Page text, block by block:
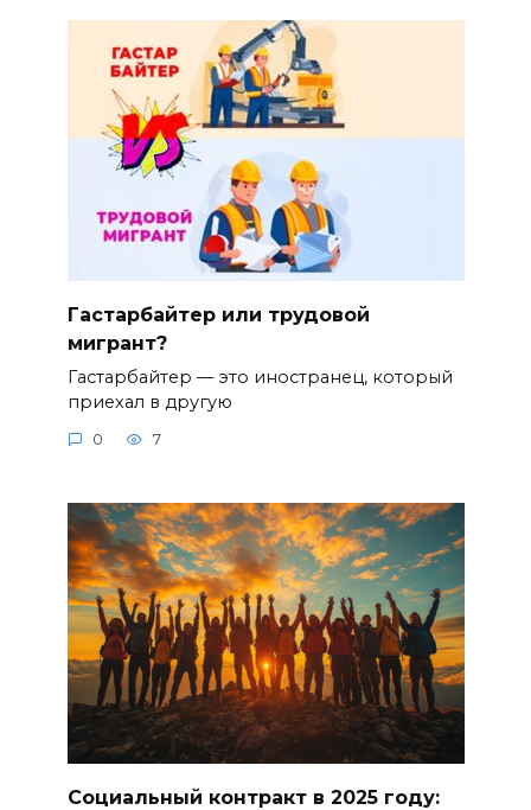
Гастарбайтер или трудовой
мигрант?
Гастарбайтер — это иностранец, который
приехал в другую
0 7
Социальный контракт в 2025 году: